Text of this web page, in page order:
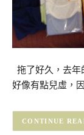
拖了好久，去年
好像有點兒虛，
CONTINUE